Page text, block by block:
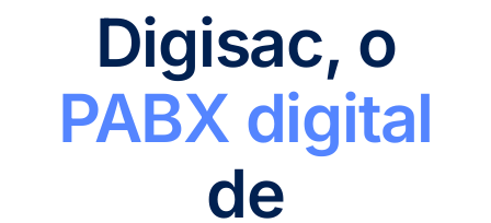
Digisac, o
PABX digital
de